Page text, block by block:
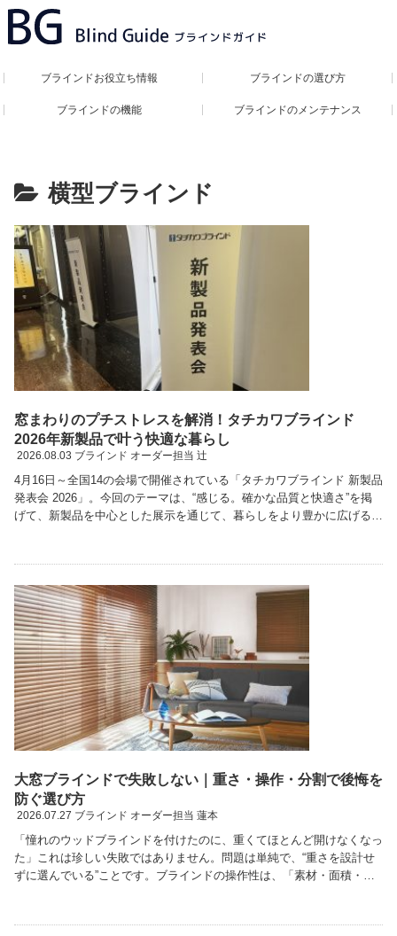
ブラインドお役立ち情報 ブラインドの選び方
ブラインドの機能 ブラインドのメンテナンス
横型ブラインド
窓まわりのプチストレスを解消！タチカワブラインド
2026年新製品で叶う快適な暮らし
2026.08.03 ブラインド オーダー担当 辻
4月16日～全国14の会場で開催されている「タチカワブラインド 新製品
発表会 2026」。今回のテーマは、“感じる。確かな品質と快適さ”を掲
げて、新製品を中心とした展示を通じて、暮らしをより豊かに広げる製
大窓ブラインドで失敗しない｜重さ・操作・分割で後悔を
防ぐ選び方
2026.07.27 ブラインド オーダー担当 蓮本
「憧れのウッドブラインドを付けたのに、重くてほとんど開けなくなっ
た」これは珍しい失敗ではありません。問題は単純で、“重さを設計せ
ずに選んでいる”ことです。ブラインドの操作性は、「素材・面積・操